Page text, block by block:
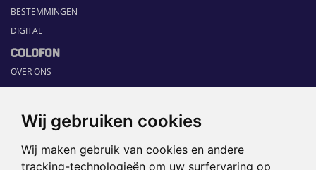
Wij gebruiken cookies
Wij maken gebruik van cookies en andere
tracking-technologieën om uw surfervaring op
BESTEMMINGEN
DIGITAL
COLOFON
OVER ONS
COMMUNICATION PLATFORM
RUBRIEKEN
HOME